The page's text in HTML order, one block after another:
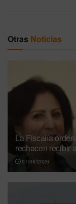
Otras Noticias
La Fiscalía
rechacen recibir
07/08/2026